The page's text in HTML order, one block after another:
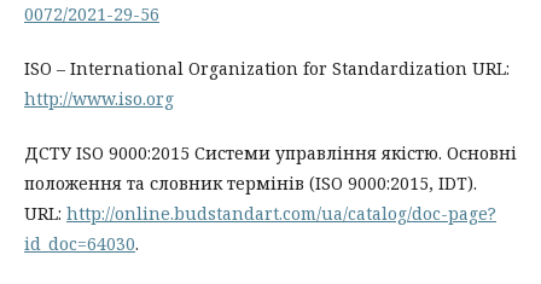
0072/2021-29-56
ISO – International Organization for Standardization URL:
http://www.iso.org
ДСТУ ISO 9000:2015 Системи управління якістю. Основні
положення та словник термінів (ISO 9000:2015, IDT).
URL: http://online.budstandart.com/ua/catalog/doc-page?
id_doc=64030.